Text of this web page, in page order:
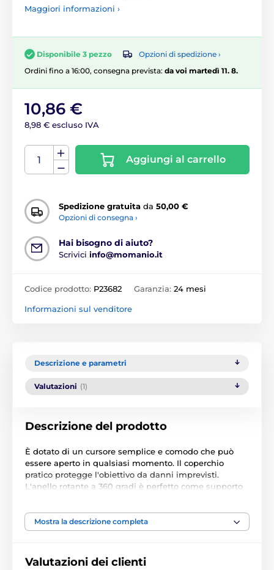
Maggiori informazioni ›
Disponibile 3 pezzo
Opzioni di spedizione ›
Ordini fino a 16:00, consegna prevista: da voi martedì 11. 8.
10,86 €
8,98 € escluso IVA
Aggiungi al carrello
Spedizione gratuita da 50,00 €
Opzioni di consegna ›
Hai bisogno di aiuto?
Scrivici info@momanio.it
Codice prodotto: P23682 Garanzia: 24 mesi
Informazioni sul venditore
Descrizione e parametri
Valutazioni (1)
Descrizione del prodotto
È dotato di un cursore semplice e comodo che può
essere aperto in qualsiasi momento. Il coperchio
pratico protegge l'obiettivo da danni imprevisti.
L'anello rotante a 360 gradi è perfetto come supporto
per supporto magnetico per auto.
100% originale
Mostra la descrizione completa
Valutazioni dei clienti